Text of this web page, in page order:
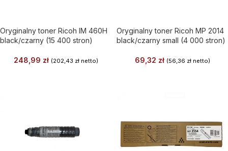
Oryginalny toner Ricoh IM 460H
black/czarny (15 400 stron)
248,99 zł (202,43 złnetto)
Oryginalny toner Ricoh MP 2014
black/czarny small (4 000 stron)
69,32 zł (56,36 złnetto)